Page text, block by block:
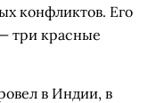
конфликтов. Его
три красные
в Индии, в